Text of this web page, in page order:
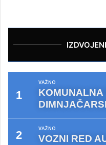
VAŽNO
KOMUNALNA
VAŽNO
VOZNI RED